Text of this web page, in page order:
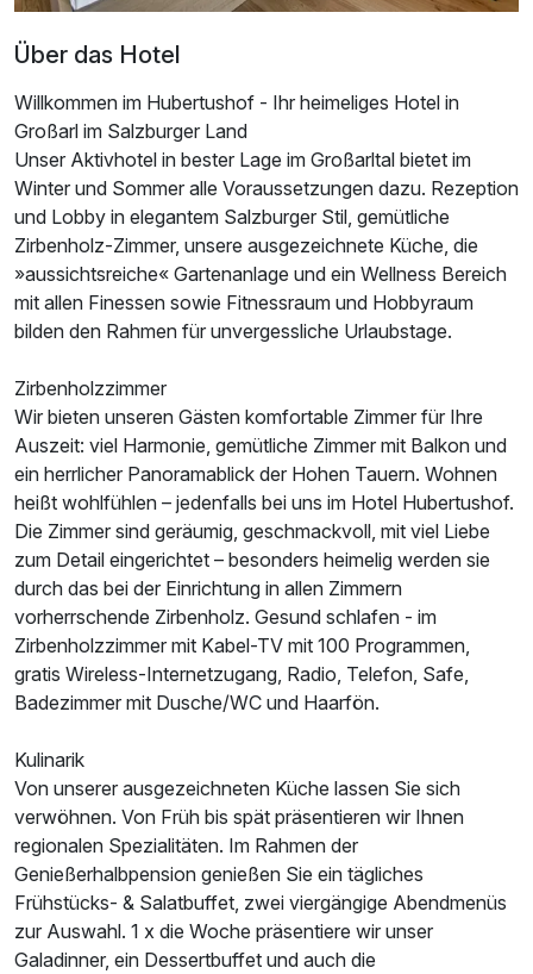
Ausstattung
Doppelzimmer zur Einzelnutzung
Über das Hotel
Willkommen im Hubertushof - Ihr heimeliges Hotel in
Großarl im Salzburger Land
Unser Aktivhotel in bester Lage im Großarltal bietet im
Winter und Sommer alle Voraussetzungen dazu. Rezeption
und Lobby in elegantem Salzburger Stil, gemütliche
Zirbenholz-Zimmer, unsere ausgezeichnete Küche, die
»aussichtsreiche« Gartenanlage und ein Wellness Bereich
mit allen Finessen sowie Fitnessraum und Hobbyraum
bilden den Rahmen für unvergessliche Urlaubstage.
Zirbenholzzimmer
Wir bieten unseren Gästen komfortable Zimmer für Ihre
Auszeit: viel Harmonie, gemütliche Zimmer mit Balkon und
ein herrlicher Panoramablick der Hohen Tauern. Wohnen
heißt wohlfühlen – jedenfalls bei uns im Hotel Hubertushof.
Die Zimmer sind geräumig, geschmackvoll, mit viel Liebe
zum Detail eingerichtet – besonders heimelig werden sie
durch das bei der Einrichtung in allen Zimmern
vorherrschende Zirbenholz. Gesund schlafen - im
Zirbenholzzimmer mit Kabel-TV mit 100 Programmen,
gratis Wireless-Internetzugang, Radio, Telefon, Safe,
Badezimmer mit Dusche/WC und Haarfön.
Kulinarik
Von unserer ausgezeichneten Küche lassen Sie sich
verwöhnen. Von Früh bis spät präsentieren wir Ihnen
regionalen Spezialitäten. Im Rahmen der
Genießerhalbpension genießen Sie ein tägliches
Frühstücks- & Salatbuffet, zwei viergängige Abendmenüs
zur Auswahl. 1 x die Woche präsentiere wir unser
Galadinner, ein Dessertbuffet und auch die